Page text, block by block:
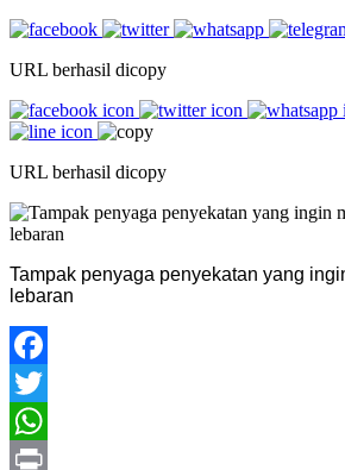
URL berhasil dicopy
URL berhasil dicopy
Tampak penyaga penyekatan yang
lebaran
Facebook
Twitter
WhatsApp